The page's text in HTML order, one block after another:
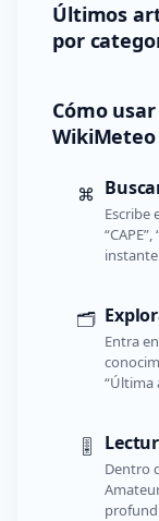
Últimos
por
Cómo usar
WikiMeteo
⌘
Escribe
🗂️
Entra
“Última
🎚️
Dentro